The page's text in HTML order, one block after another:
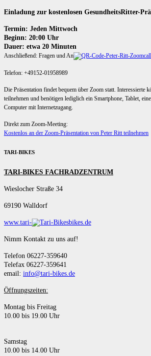
Einladung zur kostenlosen GesundheitsRitter-
Termin: Jeden Mittwoch
Beginn: 20:00 Uhr
Dauer: etwa 20 Minuten
Anschließend: Fragen und An
Telefon: +49152-01958989
Die Präsentation findet bequem über Zoom statt. Interessierte
teilnehmen und benötigen lediglich ein Smartphone, Tablet,
Computer mit Internetzugang.
Direkt zum Zoom-Meeting:
Kostenlos an der Zoom-Präsentation von Peter Ritt teilnehmen
TARI-BIKES
TARI-BIKES FACHRADZENTRUM
Wieslocher Straße 34
69190 Walldorf
www.tari- bikes.de
Nimm Kontakt zu uns auf!
Telefon 06227-359640
Telefax 06227-359641
email: info@tari-bikes.de
Öffnungszeiten:
Montag bis Freitag
10.00 bis 19.00 Uhr
Samstag
10.00 bis 14.00 Uhr